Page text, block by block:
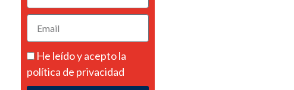
He leído y acepto la
política de privacidad